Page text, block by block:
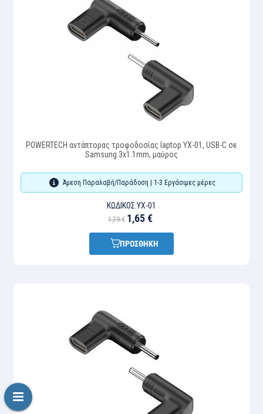
POWERTECH αντάπτορας τροφοδοσίας laptop YX-01, USB-C σε
Samsung 3x1.1mm, μαύρος
Άμεση Παραλαβή/Παράδοση | 1-3 Εργάσιμες μέρες
ΚΩΔΙΚΌΣ:YX-01
1,79 € 1,65 €
ΠΡΟΣΘΗΚΗ